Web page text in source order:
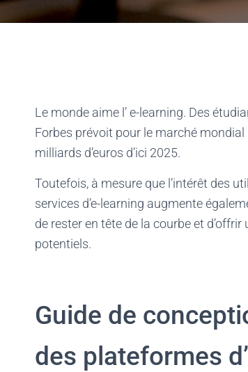
Le monde aime l’ e-learning. Des
Forbes prévoit pour le marché
milliards d’euros d’ici 2025.
Toutefois, à mesure que l’intérêt des
services d’e-learning augmente
de rester en tête de la courbe et
potentiels.
Guide de
des plateformes